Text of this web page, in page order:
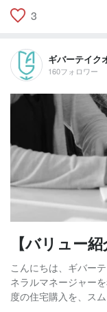
3
ギバーテイク
160フォロワー
【バリュー
こんにちは、ギバー
ネラルマネージャー
度の住宅購入を、ス